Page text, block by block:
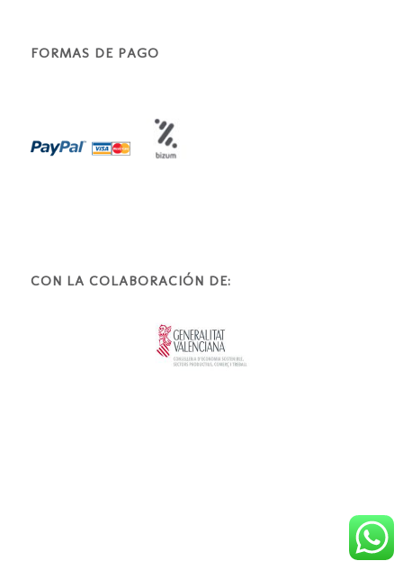
FORMAS DE PAGO
CON LA COLABORACIÓN DE: